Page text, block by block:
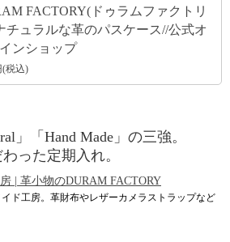
FACTORY(ドゥラムファクトリ
チュラルな革のパスケース//公式オ
ンショップ
(税込)
」「Hand Made」の三強。
った定期入れ。
| 革小物のDURAM FACTORY
ド工房。革財布やレザーカメラストラップなど